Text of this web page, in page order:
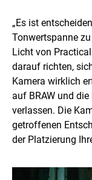
„Es ist
Tonwertspanne
Licht von
darauf richten,
Kamera wirklich
auf BRAW und
verlassen. Die
getroffenen
der Platzierung